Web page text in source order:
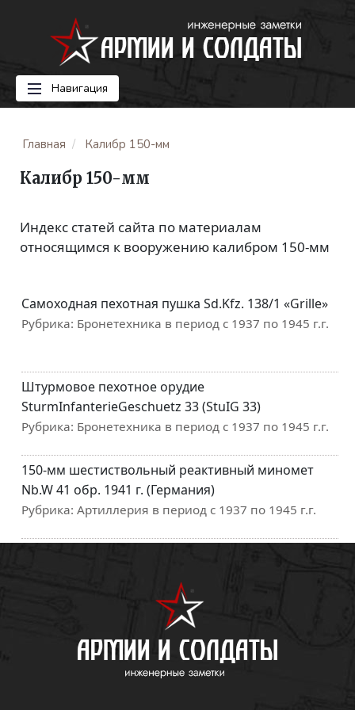
Навигация
Главная Калибр 150-мм
Калибр 150-мм
Индекс статей сайта по материалам
относящимся к вооружению калибром 150-мм
Самоходная пехотная пушка Sd.Kfz. 138/1 «Grille»
Рубрика: Бронетехника в период с 1937 по 1945 г.г.
Штурмовое пехотное орудие
SturmInfanterieGeschuetz 33 (StuIG 33)
Рубрика: Бронетехника в период с 1937 по 1945 г.г.
150-мм шестиствольный реактивный миномет
Nb.W 41 обр. 1941 г. (Германия)
Рубрика:Артиллерия в период с 1937 по 1945 г.г.